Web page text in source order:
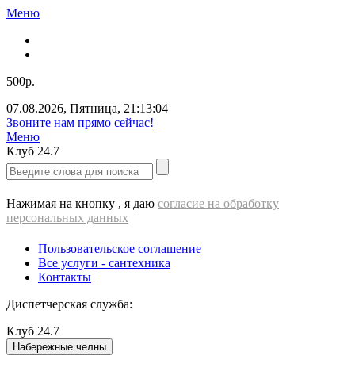
Меню
500р.
07.08.2026, Пятница, 21:13:04
Звоните нам прямо сейчас!
Меню
Клуб 24.7
Нажимая на кнопку , я даю согласие на обработку
персональных данных
Пользовательское соглашение
Все услуги - cантехника
Контакты
Диспетчерская служба:
Клуб 24.7
Набережные челны